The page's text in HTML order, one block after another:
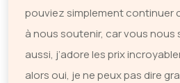
pouviez simplement continuer
à nous soutenir, car vous
aussi, j’adore les prix
alors oui, je ne peux pas dire